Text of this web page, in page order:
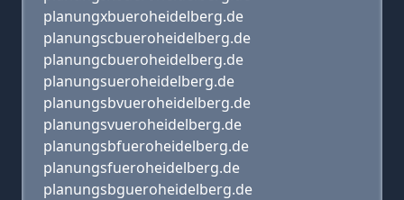
planungxbueroheidelberg.de
planungscbueroheidelberg.de
planungcbueroheidelberg.de
planungsueroheidelberg.de
planungsbvueroheidelberg.de
planungsvueroheidelberg.de
planungsbfueroheidelberg.de
planungsfueroheidelberg.de
planungsbgueroheidelberg.de